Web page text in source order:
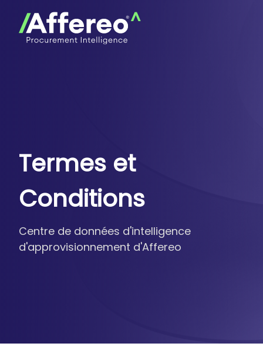
Termes et
Conditions
Centre de données d'intelligence
d'approvisionnement d'Affereo